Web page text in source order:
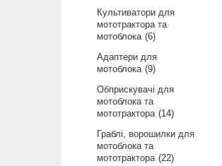
Культиватори для
мототрактора та
мотоблока 6
Адаптери для
мотоблока 9
Обприскувачі для
мотоблока та
мототрактора
14
Граблі, ворошилки для
мотоблока та
мототрактора 22